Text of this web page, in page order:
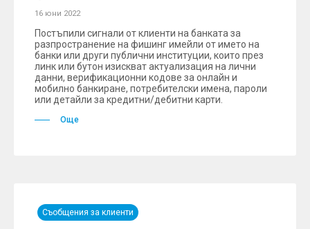
16 юни 2022
Постъпили сигнали от клиенти на банката за
разпространение на фишинг имейли от името на
банки или други публични институции, които през
линк или бутон изискват актуализация на лични
данни, верификационни кодове за онлайн и
мобилно банкиране, потребителски имена, пароли
или детайли за кредитни/дебитни карти.
Още
Съобщения за клиенти